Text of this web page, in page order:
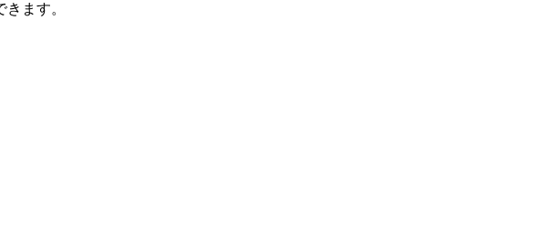
ます。